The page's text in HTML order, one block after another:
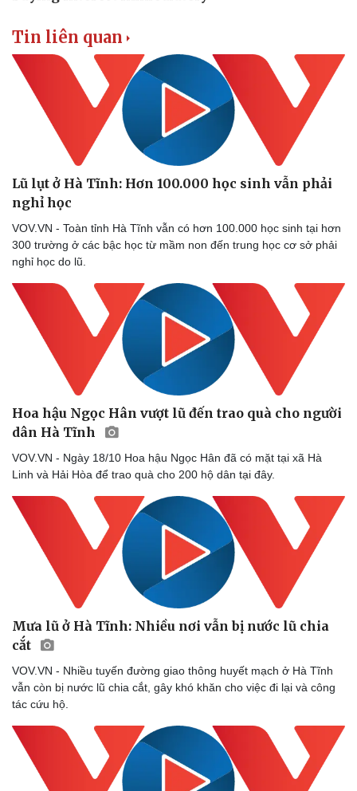
Tin liên quan
Lũ lụt ở Hà Tĩnh: Hơn 100.000 học sinh vẫn phải
nghỉ học
VOV.VN - Toàn tỉnh Hà Tĩnh vẫn có hơn 100.000 học sinh tại hơn
300 trường ở các bậc học từ mầm non đến trung học cơ sở phải
nghỉ học do lũ.
Hoa hậu Ngọc Hân vượt lũ đến trao quà cho người
dân Hà Tĩnh
VOV.VN - Ngày 18/10 Hoa hậu Ngọc Hân đã có mặt tại xã Hà
Linh và Hải Hòa để trao quà cho 200 hộ dân tại đây.
Mưa lũ ở Hà Tĩnh: Nhiều nơi vẫn bị nước lũ chia
cắt
VOV.VN - Nhiều tuyến đường giao thông huyết mạch ở Hà Tĩnh
vẫn còn bị nước lũ chia cắt, gây khó khăn cho việc đi lại và công
tác cứu hộ.